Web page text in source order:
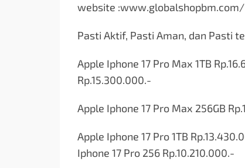
website :www.globalshopbm.com/
Pasti Aktif, Pasti Aman, dan Pasti
Apple Iphone 17 Pro Max 1TB
Rp.15.300.000.-
Apple Iphone 17 Pro Max 256GB
Apple Iphone 17 Pro 1TB
Iphone 17 Pro 256 Rp.10.210.000.-